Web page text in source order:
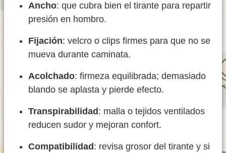
Ancho: que cubra bien el tirante para repartir
presión en hombro.
Fijación: velcro o clips firmes para que no se
mueva durante caminata.
Acolchado: firmeza equilibrada; demasiado
blando se aplasta y pierde efecto.
Transpirabilidad : malla o tejidos ventilados
reducen sudor y mejoran confort.
Compatibilidad : revisa grosor del tirante y si